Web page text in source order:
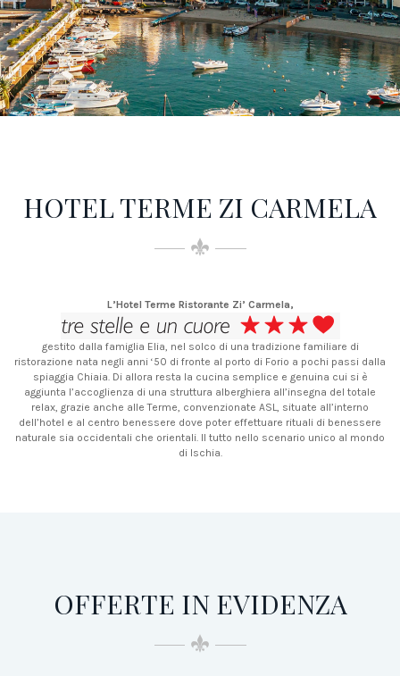
HOTEL TERME ZI CARMELA
L’Hotel Terme Ristorante Zi’ Carmela,
gestito dalla famiglia Elia, nel solco di una tradizione familiare di
ristorazione nata negli anni ‘50 di fronte al porto di Forio a pochi passi dalla
spiaggia Chiaia. Di allora resta la cucina semplice e genuina cui si è
aggiunta l’accoglienza di una struttura alberghiera all’insegna del totale
relax, grazie anche alle Terme, convenzionate ASL, situate all’interno
dell’hotel e al centro benessere dove poter effettuare rituali di benessere
naturale sia occidentali che orientali. Il tutto nello scenario unico al mondo
di Ischia.
OFFERTE IN EVIDENZA